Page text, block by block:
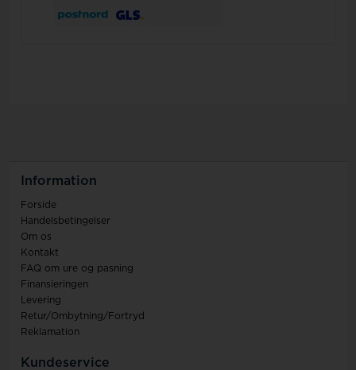
Information
Forside
Handelsbetingelser
Om os
Kontakt
FAQ om ure og pasning
Finansieringen
Levering
Retur/Ombytning/Fortryd
Reklamation
Kundeservice